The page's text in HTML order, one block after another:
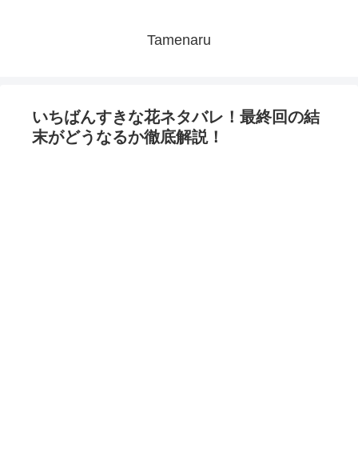
Tamenaru
いちばんすきな花ネタバレ！最終回の結
末がどうなるか徹底解説！